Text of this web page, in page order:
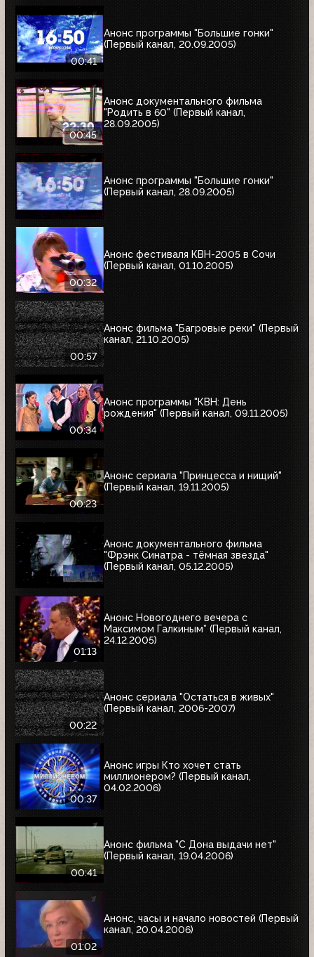
00:41
Анонс программы "Большие гонки"
(Первый канал, 20.09.2005)
00:45
Анонс документального фильма
"Родить в 60" (Первый канал,
28.09.2005)
Анонс программы "Большие гонки"
(Первый канал, 28.09.2005)
00:32
Анонс фестиваля КВН-2005 в Сочи
(Первый канал, 01.10.2005)
00:57
Анонс фильма "Багровые реки" (Первый
канал, 21.10.2005)
00:34
Анонс программы "КВН: День
рождения" (Первый канал, 09.11.2005)
00:23
Анонс сериала "Принцесса и нищий"
(Первый канал, 19.11.2005)
Анонс документального фильма
"Фрэнк Синатра - тёмная звезда"
(Первый канал, 05.12.2005)
01:13
Анонс Новогоднего вечера с
Максимом Галкиным* (Первый канал,
24.12.2005)
00:22
Анонс сериала "Остаться в живых"
(Первый канал, 2006-2007)
00:37
Анонс игры Кто хочет стать
миллионером? (Первый канал,
04.02.2006)
00:41
Анонс фильма "С Дона выдачи нет"
(Первый канал, 19.04.2006)
01:02
Анонс, часы и начало новостей (Первый
канал, 20.04.2006)